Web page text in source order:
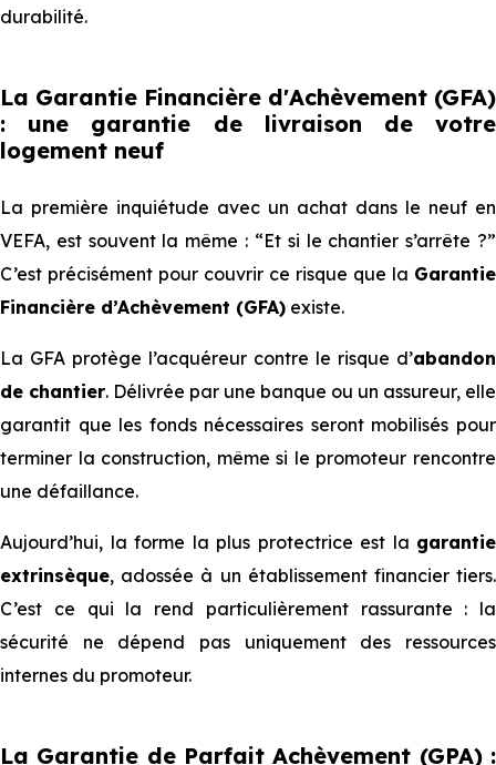
durabilité.
La Garantie Financière d'Achèvement (GFA)
: une garantie de livraison de votre
logement neuf
La première inquiétude avec un achat dans le neuf en
VEFA, est souvent la même : “Et si le chantier s’arrête ?”
C’est précisément pour couvrir ce risque qu⁠⁠e la Garantie
Financière d’Achèvement (GFA) existe.
La GFA protège l’acquéreur contre le risque d’abandon
de chantier. Délivrée par une banque ou un assureur, elle
garantit que les fonds nécessaires seront mobilisés pour
terminer la construction, même si le promoteur rencontre
une défaillance.
Aujourd’hui, la forme la plus protectrice est la garantie
extrinsèque, adossée à un établissement financier tiers.
C’est ce qui la rend particulièrement rassurante : la
sécurité ne dépend pas uniquement des ressources
internes du promoteur.
La Garantie de Parfait Achèvement (GPA) :